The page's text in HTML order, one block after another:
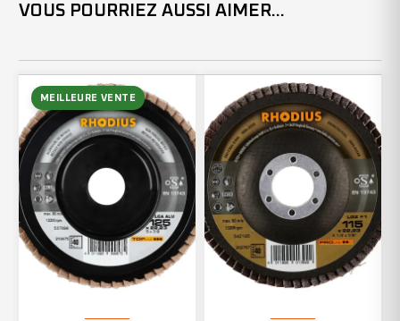
VOUS POURRIEZ AUSSI AIMER...
MEILLEURE VENTE